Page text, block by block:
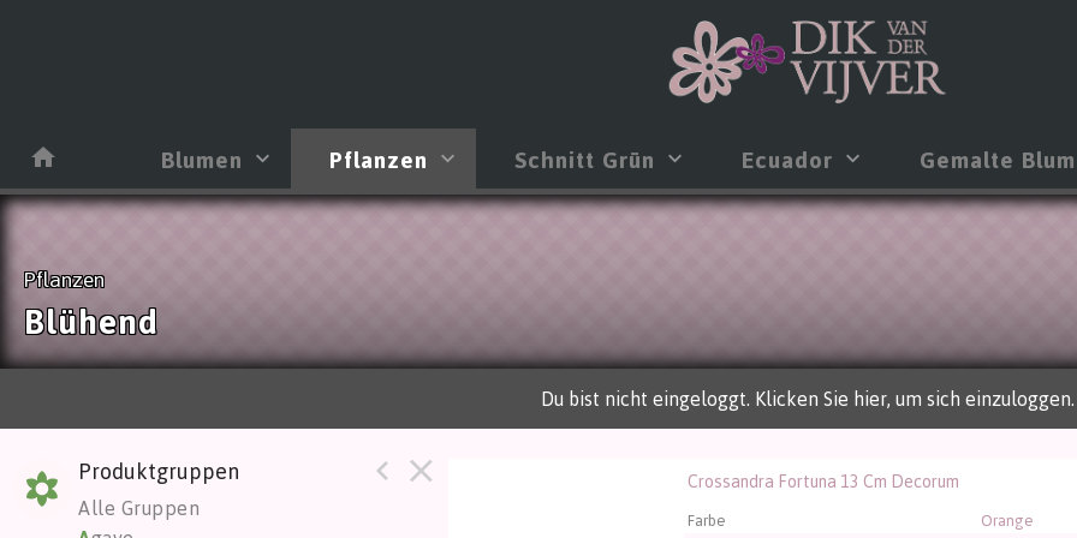
Blumen Pflanzen Schnitt Grün Ecuador Gemalte
Pflanzen
Blühend
Du bist nicht eingeloggt. Klicken Sie hier, um sich einzuloggen.
Produktgruppen
Alle Gruppen
Crossandra Fortuna 13 Cm Decorum
Farbe Orange
Crossandra Fortuna 13 Cm Decorum
Sie müssen angemeldet sein, um kaufen zu können. Klicken Sie